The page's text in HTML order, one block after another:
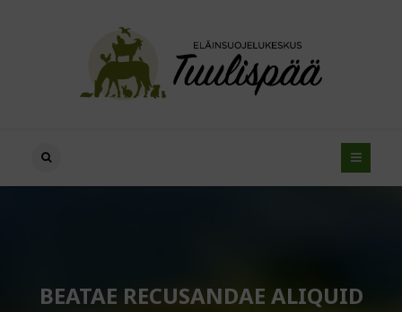
BEATAE RECUSANDAE ALIQUID